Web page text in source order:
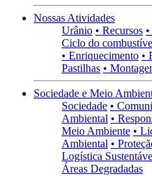
Nossas Atividades
Urânio • Recursos
Ciclo do
• Enriquecimento •
Pastilhas •
Sociedade e Meio
Sociedade •
Ambiental •
Meio Ambiente •
Ambiental •
Logística
Áreas Degradadas